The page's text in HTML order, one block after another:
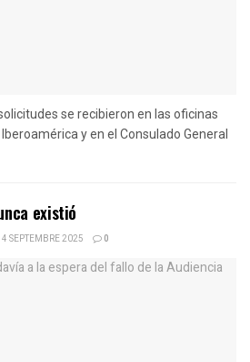
se recibieron en las oficinas
y en el Consulado General
existió
4 SEPTEMBRE 2025 0